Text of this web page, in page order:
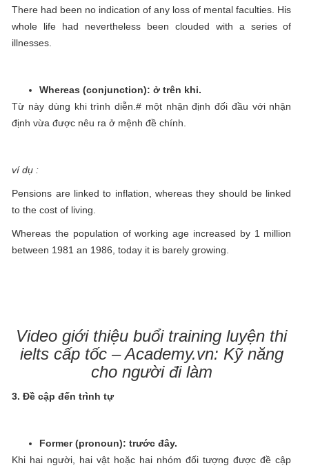
There had been no indication of any loss of mental faculties. His
whole life had nevertheless been clouded with a series of
illnesses.
Whereas (conjunction): ở trên khi.
Từ này dùng khi trình diễn.# một nhận định đối đầu với nhận
định vừa được nêu ra ở mệnh đề chính.
ví dụ :
Pensions are linked to inflation, whereas they should be linked
to the cost of living.
Whereas the population of working age increased by 1 million
between 1981 an 1986, today it is barely growing.
Video giới thiệu buổi training luyện thi
ielts cấp tốc – Academy.vn: Kỹ năng
cho người đi làm
3. Đề cập đến trình tự
Former (pronoun): trước đây.
Khi hai người, hai vật hoặc hai nhóm đối tượng được đề cập